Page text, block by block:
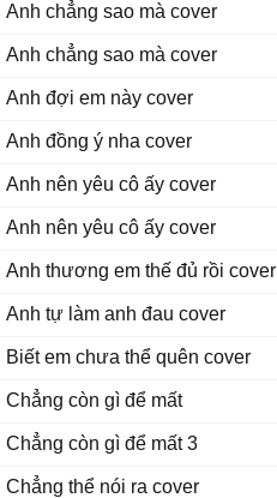
Anh chẳng sao mà cover
Anh chẳng sao mà cover
Anh đợi em này cover
Anh đồng ý nha cover
Anh nên yêu cô ấy cover
Anh nên yêu cô ấy cover
Anh thương em thế đủ rồi cover
Anh tự làm anh đau cover
Biết em chưa thể quên cover
Chẳng còn gì để mất
Chẳng còn gì để mất 3
Chẳng thể nói ra cover